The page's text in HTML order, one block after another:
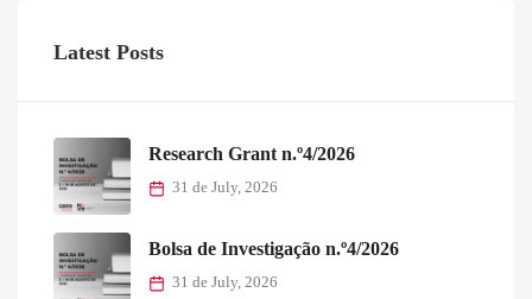
Latest Posts
Research Grant n.º4/2026
31 de July, 2026
Bolsa de Investigação n.º4/2026
31 de July, 2026